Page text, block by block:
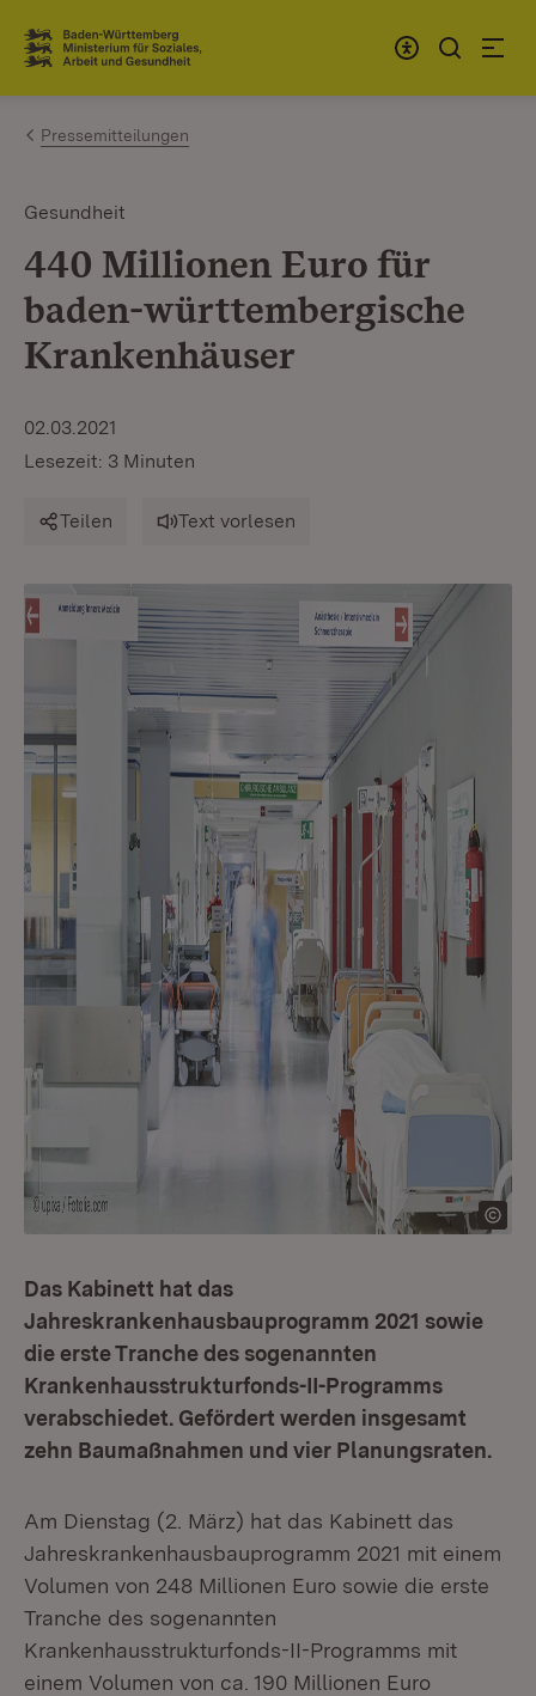
Zum Inhalt springen
Link zur Startseite
Pressemitteilungen
Gesundheit
440 Millionen Euro für
baden-württembergische
Krankenhäuser
02.03.2021
Lesezeit: 3 Minuten
Teilen Text vorlesen
Das Kabinett hat das
Jahreskrankenhausbauprogramm 2021 sowie
die erste Tranche des sogenannten
Krankenhausstrukturfonds-II-Programms
verabschiedet. Gefördert werden insgesamt
zehn Baumaßnahmen und vier Planungsraten.
Am Dienstag (2. März) hat das Kabinett das
Jahreskrankenhausbauprogramm 2021 mit einem
Volumen von 248 Millionen Euro sowie die erste
Tranche des sogenannten
Krankenhausstrukturfonds-II-Programms mit
einem Volumen von ca. 190 Millionen Euro